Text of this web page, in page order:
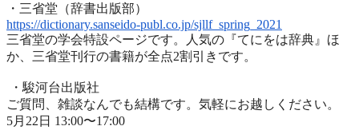
・三省堂（辞書出版部）
https://dictionary.sanseido-publ.co.jp/sjllf_spring_2021
三省堂の学会特設ページです。人気の『てにをは辞典』ほ
か、 三省堂刊行の書籍が全点2割引きです。
・駿河台出版社
ご質問、雑談なんでも結構です。気軽にお越しください。
5月22日 13:00〜17:00